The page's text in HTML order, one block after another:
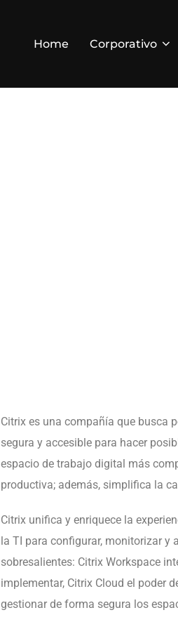
Home Corporativo
Citrix es una compañía que busca
segura y accesible para hacer
espacio de trabajo digital más
productiva; además, simplifica la
Citrix unifica y enriquece la
la TI para configurar, monitorizar y
sobresalientes: Citrix Workspace
implementar, Citrix Cloud el poder
gestionar de forma segura los